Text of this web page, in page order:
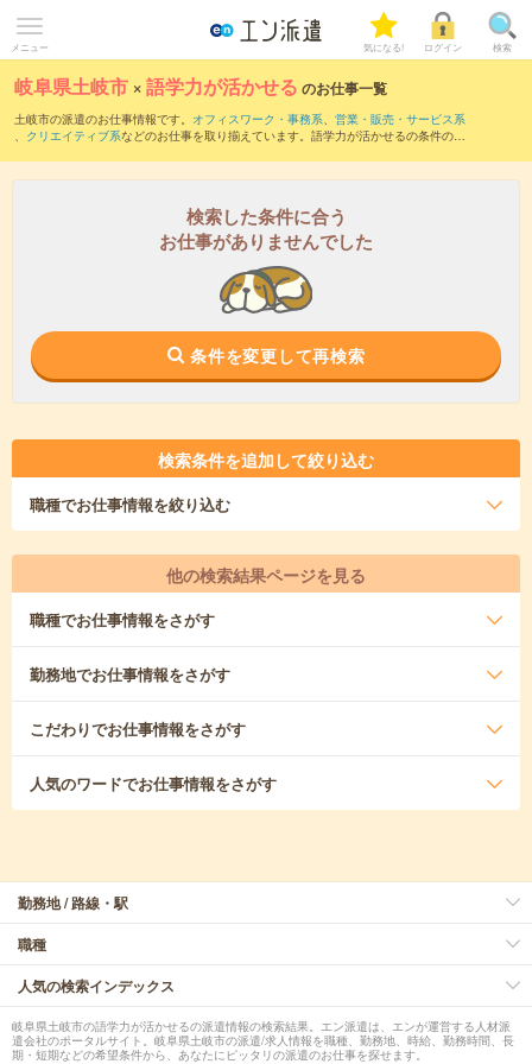
メニュー 気になる! ログイン 検索
岐阜県土岐市 ×語学力が活かせる のお仕事一覧
土岐市の派遣のお仕事情報です。 オフィスワーク・事務系、 営業・販売・サービス系
、 クリエイティブ系などのお仕事を取り揃えています。語学力が活かせるの条件の他
検索した条件に合う
お仕事がありませんでした
条件を変更して再検索
検索条件を追加して絞り込む
職種でお仕事情報を絞り込む
他の検索結果ページを見る
職種でお仕事情報をさがす
勤務地でお仕事情報をさがす
こだわりでお仕事情報をさがす
人気のワードでお仕事情報をさがす
勤務地 / 路線・駅
職種
人気の検索インデックス
岐阜県土岐市の語学力が活かせるの派遣情報の検索結果。エン派遣は、エンが運営する人材派
遣会社のポータルサイト。岐阜県土岐市の派遣/求人情報を職種、勤務地、時給、勤務時間、長
期・短期などの希望条件から、あなたにピッタリの派遣のお仕事を探せます。